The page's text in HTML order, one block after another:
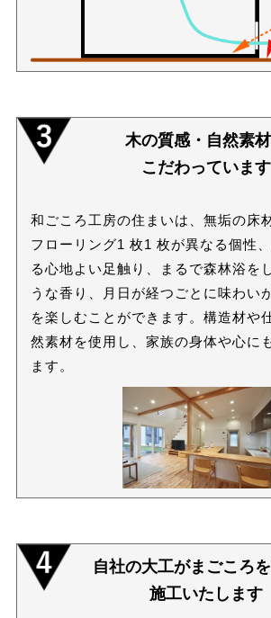
木の質感・自然素
こだわっています
和ごころ工房の住まいは、無垢の床
フローリング1 枚1 枚が異なる個性
る心地よい足触り、まるで森林浴を
うな香り、月日が経つごとに味わい
を楽しむことができます。構造材や
然素材を使用し、家族の身体や心に
ます。
自社の大工がまごころ
施工いたします